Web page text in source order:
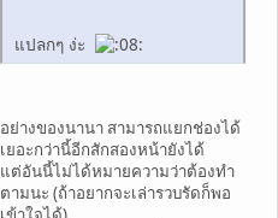
แปลกๆ ง่ะ
อย่างของนานา สามารถแยกช่องได้
เยอะกว่านี้อีกสักสองหน้ายังได้
แต่อันนี้ไม่ได้หมายความว่าต้องทำ
ตามนะ (ถ้าอยากจะเล่ารวบรัดก็พอ